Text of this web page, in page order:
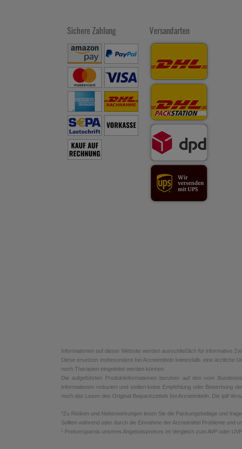
Sichere Zahlung Versandarten
Informationen auf dieser Website werden ausschließlich für informative
Diese ersetzen insbesondere bei Arzneimitteln keinesfalls eine ärztliche
noch Therapien eingeleitet werden können.
Die aufgeführten Produktinformationen beruhen auf den vom
Informationen reduziert und stellen keine Empfehlung oder Bewerbung
noch das Lesen des Original-Beipackzettels bei Arzneimitteln. Die ipill
*Zu Risiken und Nebenwirkungen lesen Sie die Packungsbeilage und
Sollten während oder durch die Einnahme der Arzneimittel Probleme und
¹ Preisersparnis unseres Angebotspreises im Vergleich zum AVP oder